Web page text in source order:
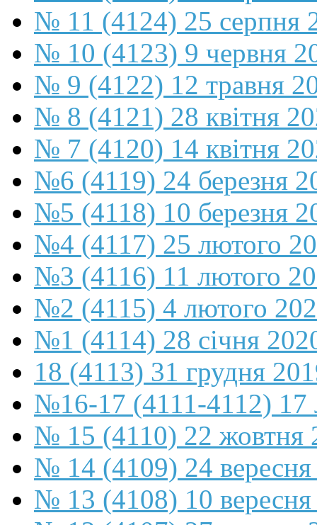
№ 11 (4124) 25 серпня
№ 10 (4123) 9 червня
№ 9 (4122) 12 травня
№ 8 (4121) 28 квітня
№ 7 (4120) 14 квітня
№6 (4119) 24 березня
№5 (4118) 10 березня
№4 (4117) 25 лютого
№3 (4116) 11 лютого
№2 (4115) 4 лютого
№1 (4114) 28 січня
18 (4113) 31 грудня
№16-17 (4111-4112) 17
№ 15 (4110) 22 жовтня
№ 14 (4109) 24
№ 13 (4108) 10